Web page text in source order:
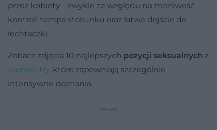
przez kobiety – zwykle ze względu na możliwość
kontroli tempa stosunku oraz łatwe dojście do
łechtaczki.
Zobacz zdjęcia 10 najlepszych pozycji seksualnych z
Kamasutry, które zapewniają szczególnie
intensywne doznania.